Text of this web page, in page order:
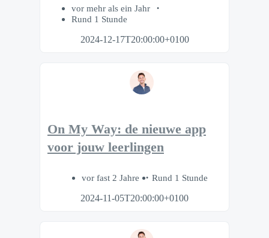
vor mehr als ein Jahr
Rund 1 Stunde
2024-12-17T20:00:00+0100
On My Way: de nieuwe app
voor jouw leerlingen
vor fast 2 Jahre
Rund 1 Stunde
2024-11-05T20:00:00+0100